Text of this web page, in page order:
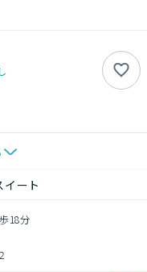
イート
18分